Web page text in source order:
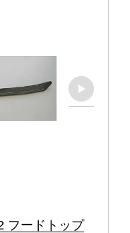
フードトップ